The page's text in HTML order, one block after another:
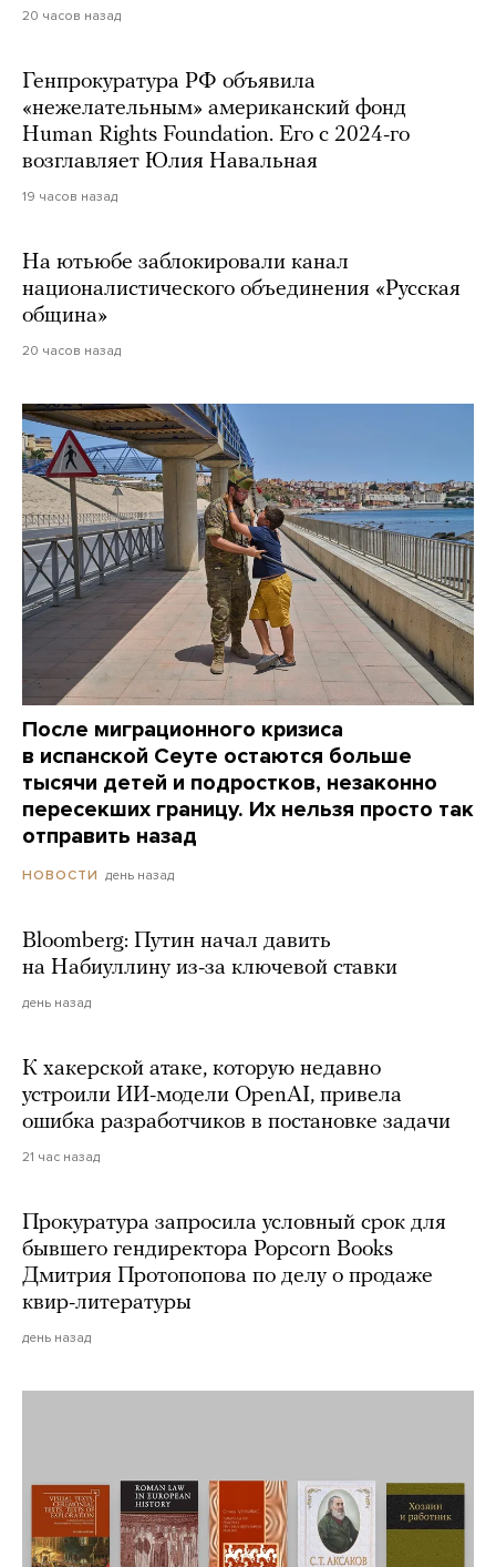
20 часов назад
Генпрокуратура РФ объявила
«нежелательным» американский фонд
Human Rights Foundation. Его с 2024-го
возглавляет Юлия Навальная
19 часов назад
На ютьюбе заблокировали канал
националистического объединения «Русская
община»
20 часов назад
После миграционного кризиса
в испанской Сеуте остаются больше
тысячи детей и подростков, незаконно
пересекших границу. Их нельзя просто так
отправить назад
НОВОСТИ день назад
Bloomberg: Путин начал давить
на Набиуллину из-за ключевой ставки
день назад
К хакерской атаке, которую недавно
устроили ИИ-модели OpenAI, привела
ошибка разработчиков в постановке задачи
21 час назад
Прокуратура запросила условный срок для
бывшего гендиректора Popcorn Books
Дмитрия Протопопова по делу о продаже
квир-литературы
день назад